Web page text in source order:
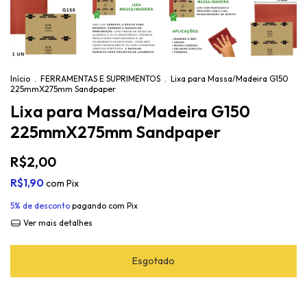
Início . FERRAMENTAS E SUPRIMENTOS . Lixa para Massa/Madeira G150
225mmX275mm Sandpaper
Lixa para Massa/Madeira G150
225mmX275mm Sandpaper
R$2,00
R$1,90com Pix
5% de desconto pagando com Pix
Ver mais detalhes